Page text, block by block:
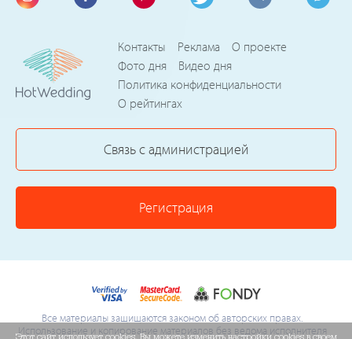
Контакты Реклама
О проекте
Фото дня
Видео дня
Политика конфиденциальности
О рейтингах
Связь с администрацией
Регистрация
Все материалы защищаются законом об авторских правах.
Использование и копирование материалов без ведома исполнителя
Этот сайт использует cookies. Вы можете изменить настройки cookies в своем